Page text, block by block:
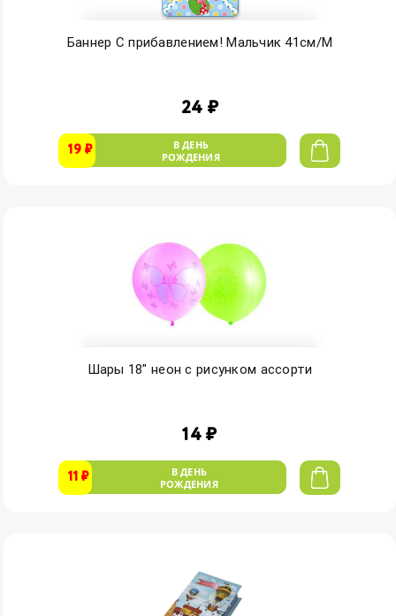
Баннер С прибавлением! Мальчик 41см/М
24 ₽
19 ₽
В ДЕНЬ
РОЖДЕНИЯ
Шары 18" неон с рисунком ассорти
14 ₽
11 ₽
В ДЕНЬ
РОЖДЕНИЯ